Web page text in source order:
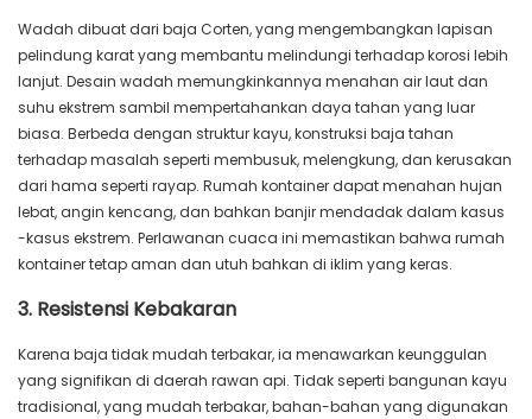
Wadah dibuat dari baja Corten, yang mengembangkan lapisan
pelindung karat yang membantu melindungi terhadap korosi lebih
lanjut. Desain wadah memungkinkannya menahan air laut dan
suhu ekstrem sambil mempertahankan daya tahan yang luar
biasa. Berbeda dengan struktur kayu, konstruksi baja tahan
terhadap masalah seperti membusuk, melengkung, dan kerusakan
dari hama seperti rayap. Rumah kontainer dapat menahan hujan
lebat, angin kencang, dan bahkan banjir mendadak dalam kasus
-kasus ekstrem. Perlawanan cuaca ini memastikan bahwa rumah
kontainer tetap aman dan utuh bahkan di iklim yang keras.
3. Resistensi Kebakaran
Karena baja tidak mudah terbakar, ia menawarkan keunggulan
yang signifikan di daerah rawan api. Tidak seperti bangunan kayu
tradisional, yang mudah terbakar, bahan-bahan yang digunakan